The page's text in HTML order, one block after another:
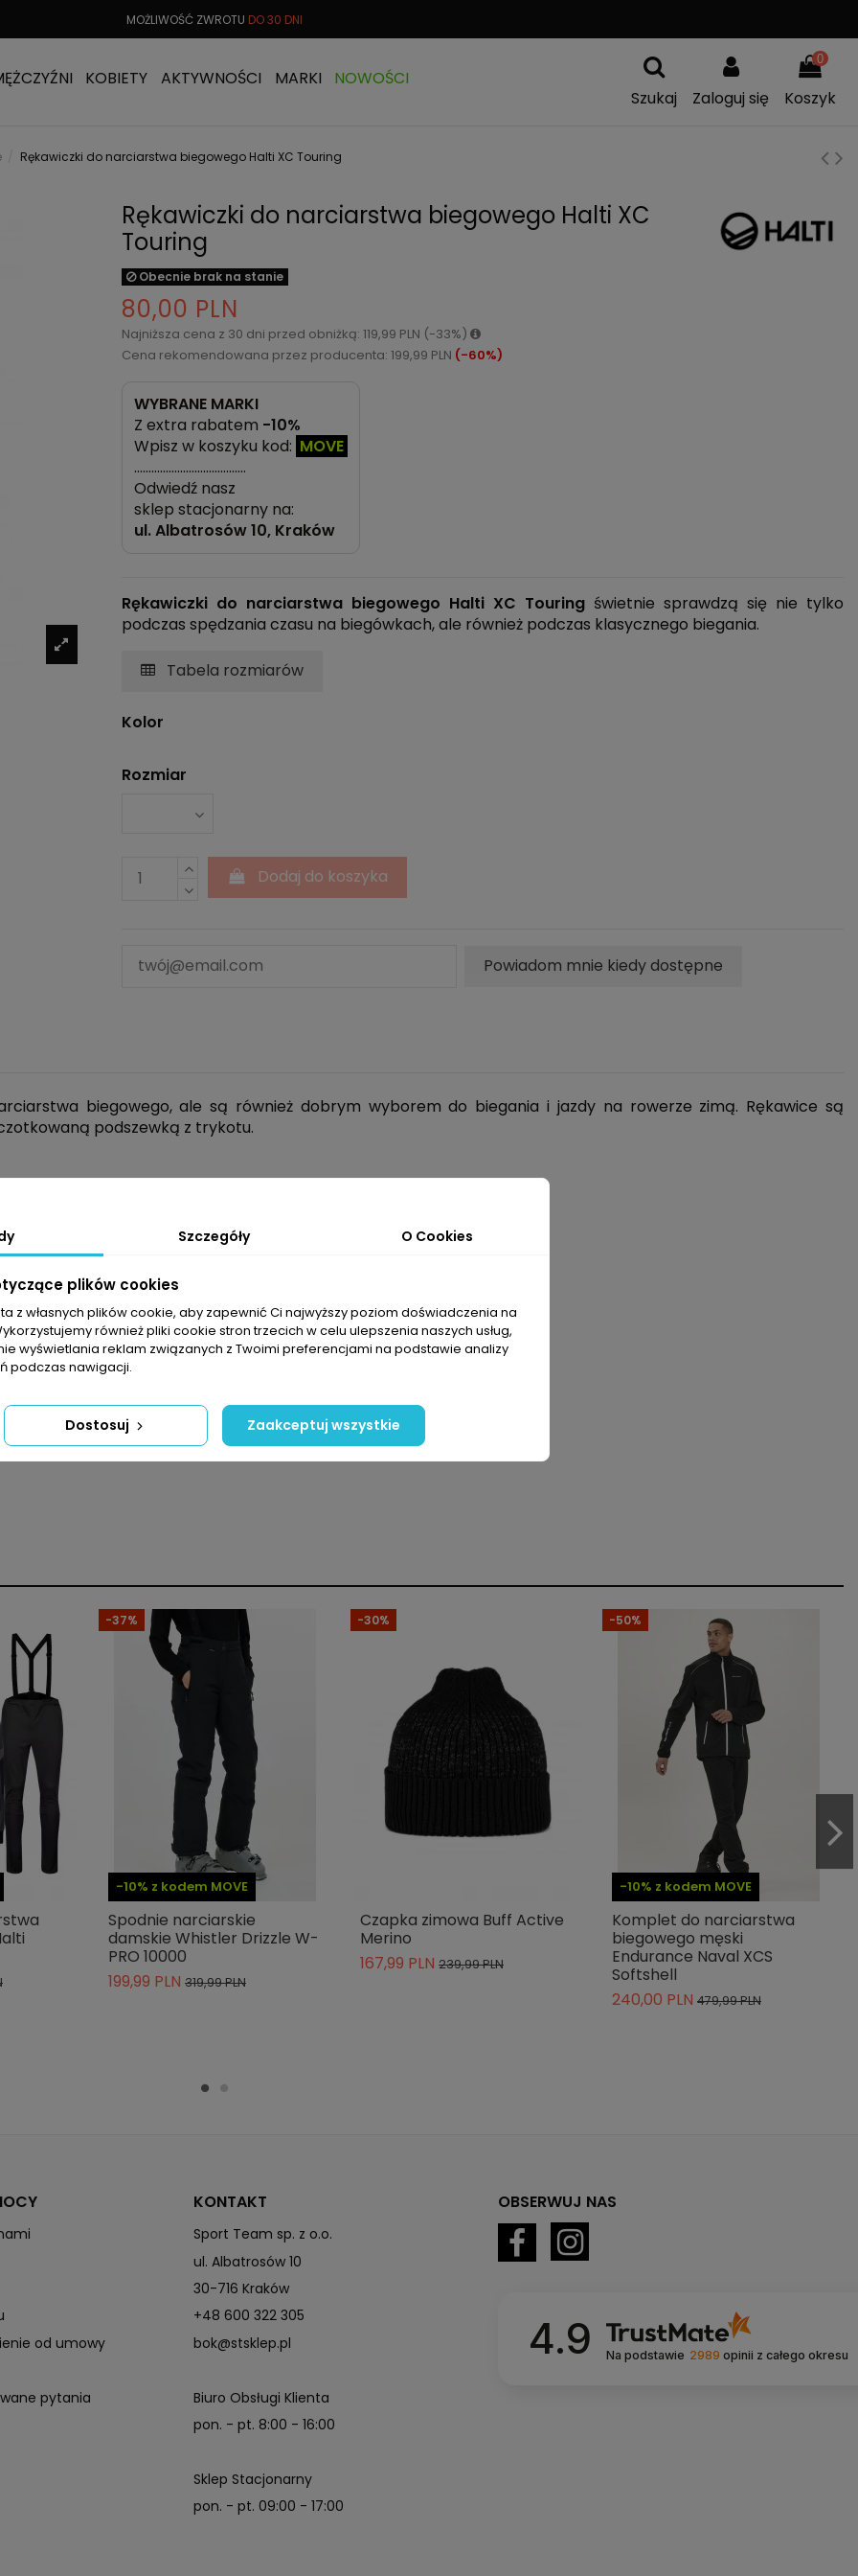
MOŻLIWOŚĆ ZWROTU DO 30 DNI
KOBIETY AKTYWNOŚCI MARKI
NOWOŚCI
Szukaj
Zaloguj się
0
Koszyk
Rękawiczki do narciarstwa biegowego Halti XC Touring
Rękawiczki do narciarstwa biegowego Halti XC
Touring
Obecnie brak na stanie
80,00 PLN
Najniższa cena z 30 dni przed obniżką: 119,99 PLN (-33%)
Cena rekomendowana przez producenta: 199,99 PLN (-60%)
WYBRANE MARKI
Z extra rabatem -10%
Wpisz w koszyku kod: MOVE
…………………………………
Odwiedź nasz
sklep stacjonarny na:
ul.Albatrosów 10, Kraków
Rękawiczki do narciarstwa biegowego Halti XC Touring świetnie sprawdzą się nie tylko
podczas spędzania czasu na biegówkach, ale również podczas klasycznego biegania.
Tabela rozmiarów
Kolor
Rozmiar
Dodaj do koszyka
Powiadom mnie kiedy dostępne
biegowego, ale są również dobrym wyborem do biegania i jazdy na rowerze zimą. Rękawice są
podszewką z trykotu.
-10% z kodem MOVE
-37%
Spodnie narciarskie
damskie Whistler Drizzle W-
PRO 10000
199,99 PLN 319,99 PLN
-30%
Czapka zimowa Buff Active
Merino
167,99 PLN 239,99 PLN
-10% z kodem MOVE
-50%
Komplet do narciarstwa
biegowego męski
Endurance Naval XCS
Softshell
240,00 PLN 479,99 PLN
od umowy
pytania
KONTAKT
Sport Team sp. z o.o.
ul. Albatrosów 10
30-716 Kraków
+48 600 322 305
bok@stsklep.pl
Biuro Obsługi Klienta
pon. - pt. 8:00 - 16:00
Sklep Stacjonarny
pon. - pt. 09:00 - 17:00
Szczegóły O Cookies
plików cookies
z własnych plików cookie, aby zapewnić Ci najwyższy poziom doświadczenia na
również pliki cookie stron trzecich w celu ulepszenia naszych usług,
wyświetlania reklam związanych z Twoimi preferencjami na podstawie analizy
podczas nawigacji.
Dostosuj Zaakceptuj wszystkie
OBSERWUJ NAS
4.9 Na podstawie 2989 opinii z całego okresu